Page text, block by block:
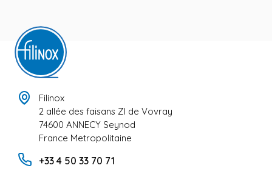
Filinox
2 allée des faisans ZI de Vovray
74600 ANNECY Seynod
France Metropolitaine
+33 4 50 33 70 71